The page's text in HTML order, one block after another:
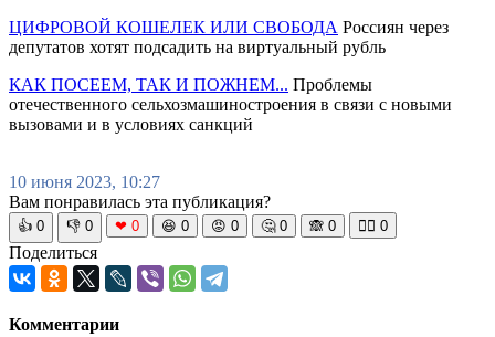
ЦИФРОВОЙ КОШЕЛЕК ИЛИ СВОБОДА Россиян через
депутатов хотят подсадить на виртуальный рубль
КАК ПОСЕЕМ, ТАК И ПОЖНЕМ... Проблемы
отечественного сельхозмашиностроения в связи с новыми
вызовами и в условиях санкций
10 июня 2023, 10:27
Вам понравилась эта публикация?
👍 0 👎 0 ❤ 0 😆 0 😡 0 🤔 0 🙈 0 🧘‍♀️ 0
Поделиться
Комментарии